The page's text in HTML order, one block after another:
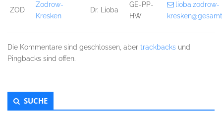
ZOD
Zodrow-
Kresken
Dr. Lioba
GE-PP-
HW
lioba.zodrow-
Die Kommentare sind geschlossen, aber trackbacks und
Pingbacks sind offen.
Untergeordnet
Seitenleiste
SUCHE